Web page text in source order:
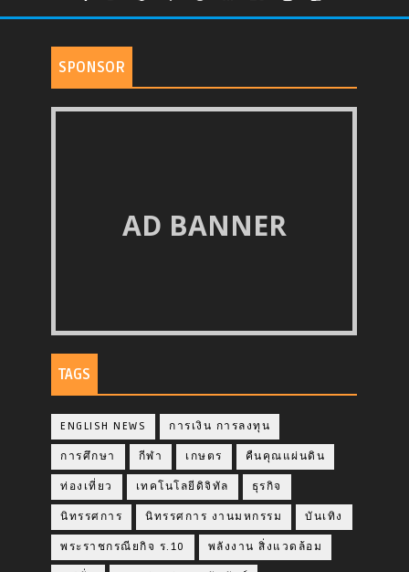
SPONSOR
AD BANNER
TAGS
ENGLISH NEWS การเงิน การลงทุน
การศึกษา กีฬา เกษตร คืนคุณแผ่นดิน
ท่องเที่ยว เทคโนโลยีดิจิทัล ธุรกิจ
นิทรรศการ นิทรรศการ งานมหกรรม บันเทิง
พระราชกรณียกิจ ร.10 พลังงาน สิ่งแวดล้อม